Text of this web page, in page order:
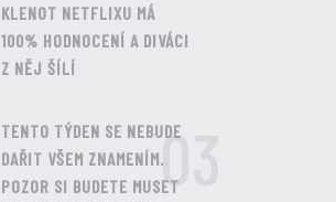
KLENOT NETFLIXU MÁ
100% HODNOCENÍ A DIVÁCI
Z NĚJ ŠÍLÍ
TENTO TÝDEN SE NEBUDE
DAŘIT VŠEM ZNAMENÍM.
POZOR SI BUDETE MUSET
03